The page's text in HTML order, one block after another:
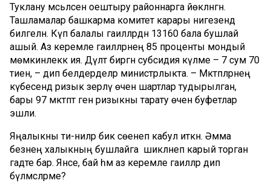
Туклану мәсьәләсен оештыру районнарга йөкләнгән.
Ташламалар башкарма комитет карары нигезендә
билгеләнә. Күп балалы гаиләләрдән 13160 бала бушлай
ашый. Аз керемле гаиләләрнең 85 проценты мондый
мөмкинлеккә ия. Дәүләт биргән субсидия күләме – 7 сум 70
тиен, – дип белдерделәр министрлыкта. – Мәктәпләрнең
күбесендә ризык әзерләү өчен шартлар тудырылган,
бары 97 мәктәптә генә ризыкны тарату өчен буфетлар
эшли.
Яңалыкны әти-әниләр бик сөенеп кабул иткән. Әмма
безнең халыкның бушлайга шикләнеп карый торган
гадәте бар. Янәсе, бай һәм аз керемле гаиләләр дип
бүлмәсләрме?